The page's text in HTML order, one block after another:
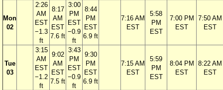
Mon
02
2:26
AM
EST
−1.3
ft
8:17
AM
EST
7.6 ft
3:00
PM
EST
−0.9
ft
8:44
PM
EST
6.9 ft
7:16 AM
EST
5:58
PM
EST
7:00 PM
EST
7:50 AM
EST
Tue
03
3:15
AM
EST
−1.2
ft
9:02
AM
EST
7.5 ft
3:43
PM
EST
−0.9
ft
9:30
PM
EST
6.9 ft
7:15 AM
EST
5:59
PM
EST
8:04 PM
EST
8:22 AM
EST